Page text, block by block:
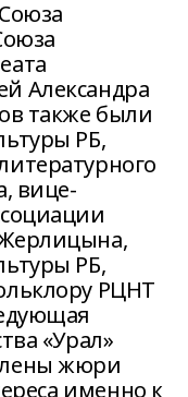
Александра
также были
РБ,
вице-
РБ,
РЦНТ
«Урал»
жюри
именно к